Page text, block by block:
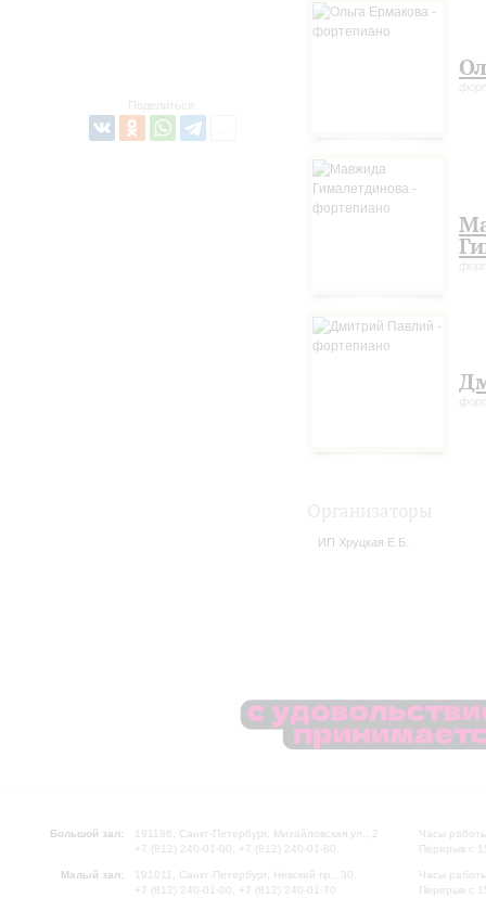
Поделиться:
ИП Хруцкая Е.Б.
Большой зал:
191186, Санкт-Петербург, Михайловская ул., 2
+7 (812) 240-01-00, +7 (812) 240-01-80
Малый зал:
191011, Санкт-Петербург, Невский пр., 30
+7 (812) 240-01-00, +7 (812) 240-01-70
Часы
Перерыв с
Часы
Перерыв с